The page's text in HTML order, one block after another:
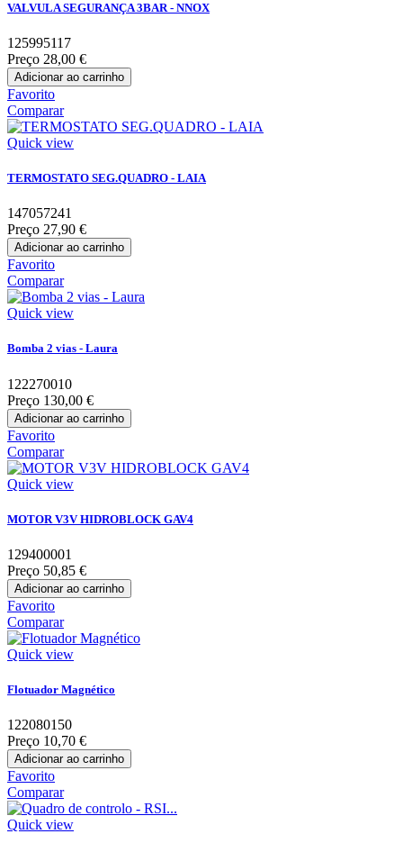
VALVULA SEGURANÇA 3BAR - NNOX
125995117
Preço 28,00 €
Adicionar ao carrinho
Favorito
Comparar
Quick view
TERMOSTATO SEG.QUADRO - LAIA
147057241
Preço 27,90 €
Adicionar ao carrinho
Favorito
Comparar
Quick view
Bomba 2 vias - Laura
122270010
Preço 130,00 €
Adicionar ao carrinho
Favorito
Comparar
Quick view
MOTOR V3V HIDROBLOCK GAV4
129400001
Preço 50,85 €
Adicionar ao carrinho
Favorito
Comparar
Quick view
Flotuador Magnético
122080150
Preço 10,70 €
Adicionar ao carrinho
Favorito
Comparar
Quick view